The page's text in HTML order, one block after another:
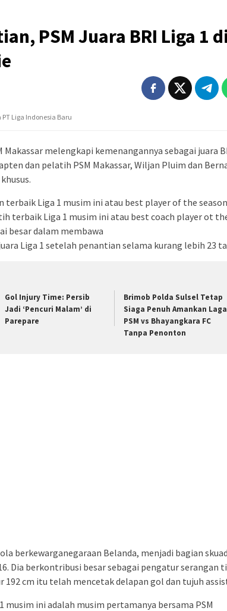
PSM Juara BRI Liga 1 di
Liga Indonesia Baru
Makassar melengkapi kemenangannya sebagai juara
dan pelatih PSM Makassar, Wiljan Pluim dan
terbaik Liga 1 musim ini atau best player of the
terbaik Liga 1 musim ini atau best coach player ot
besar dalam membawa
Liga 1 setelah penantian selama kurang lebih 23
Gol Injury Time: Persib
Jadi ‘Pencuri Malam’ di
Parepare
Brimob Polda Sulsel Tetap
Siaga Penuh Amankan Laga
PSM vs Bhayangkara FC
Tanpa Penonton
berkewarganegaraan Belanda, menjadi bagian skuad
Dia berkontribusi besar sebagai pengatur serangan
cm itu telah mencetak delapan gol dan tujuh
musim ini adalah musim pertamanya bersama PSM